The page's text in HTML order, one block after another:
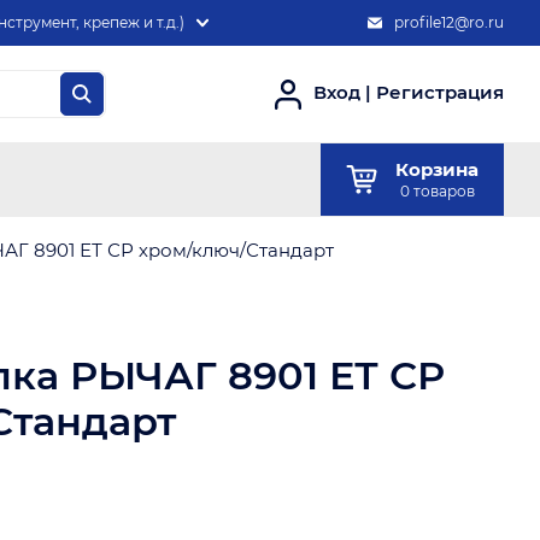
крепеж и т.д.) profile12@ro.ru
Вход | Регистрация
Корзина
0 товаров
8901 ЕТ СР хром/ключ/Стандарт
РЫЧАГ 8901 ЕТ СР